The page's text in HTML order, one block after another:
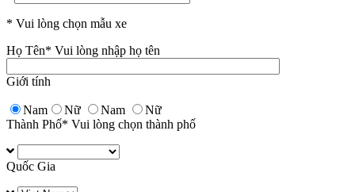
* Vui lòng chọn mẫu xe
Họ Tên* Vui lòng nhập họ tên
Giới tính
Nam Nữ Nam
Nữ
Thành Phố* Vui lòng chọn thành phố
Quốc Gia